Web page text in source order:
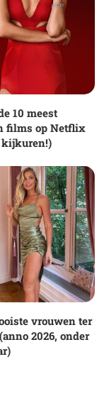
10 meest
films op Netflix
kijkuren!)
vrouwen ter
2026, onder